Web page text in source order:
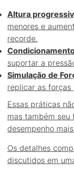
Altura
menores e
recorde.
suportar a
Simulação de
replicar as
Essas práticas
mas também
desempenho
Os detalhes
discutidos em